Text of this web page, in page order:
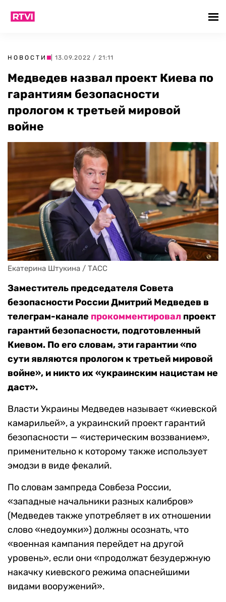
НОВОСТИ | 13.09.2022 / 21:11
Медведев назвал проект Киева по
гарантиям безопасности
прологом к третьей мировой
войне
Екатерина Штукина / ТАСС
Заместитель председателя Совета
безопасности России Дмитрий Медведев в
телеграм-канале прокомментировал проект
гарантий безопасности, подготовленный
Киевом. По его словам, эти гарантии «по
сути являются прологом к третьей мировой
войне», и никто их «украинским нацистам не
даст».
Власти Украины Медведев называет «киевской
камарильей», а украинский проект гарантий
безопасности — «истерическим воззванием»,
применительно к которому также использует
эмодзи в виде фекалий.
По словам зампреда Совбеза России,
«западные начальники разных калибров»
(Медведев также употребляет в их отношении
слово «недоумки») должны осознать, что
«военная кампания перейдет на другой
уровень», если они «продолжат безудержную
накачку киевского режима опаснейшими
видами вооружений».